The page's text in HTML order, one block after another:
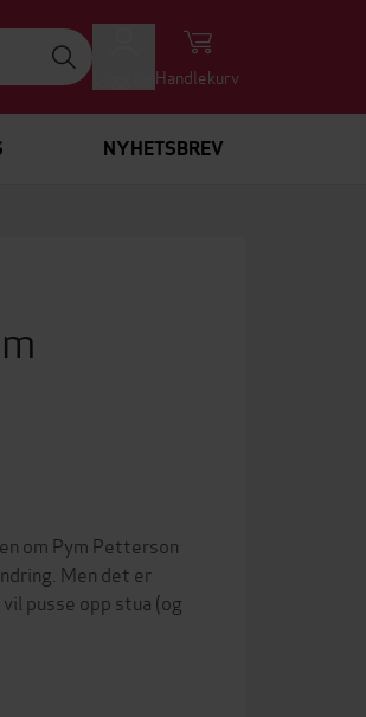
Handlekurv
NYHETSBREV
om Pym Petterson
Men det er
pusse opp stua (og